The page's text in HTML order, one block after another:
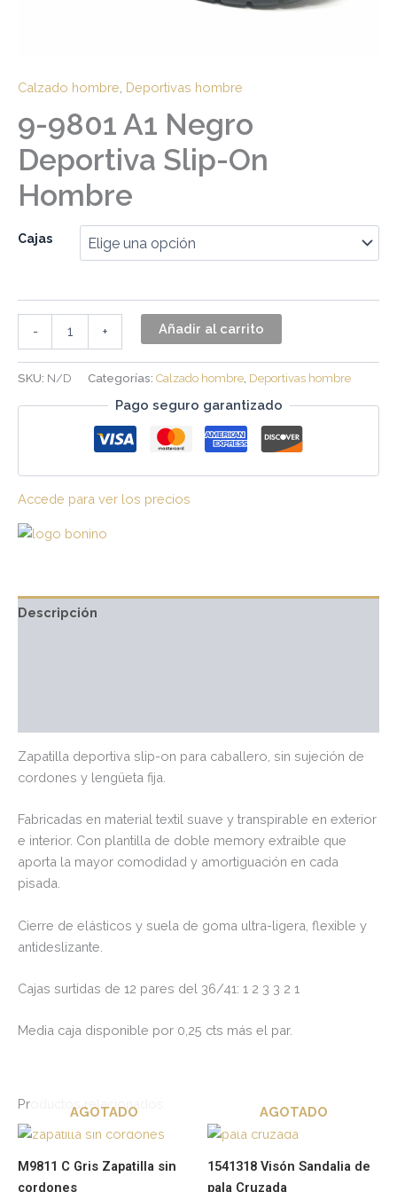
Calzado hombre Deportivas hombre
9-9801 A1 Negro
Deportiva Slip-On
Hombre
Cajas
- + Añadir al carrito
SKU: N/D Categorías: Calzado hombre Deportivas hombre
Pago seguro garantizado
Accede para ver los precios
Descripción
Zapatilla deportiva slip-on para caballero, sin sujeción de
cordones y lengüeta fija.
Fabricadas en material textil suave y transpirable en exterior
e interior. Con plantilla de doble memory extraíble que
aporta la mayor comodidad y amortiguación en cada
pisada.
Cierre de elásticos y suela de goma ultra-ligera, flexible y
antideslizante.
Cajas surtidas de 12 pares del 36/41: 1 2 3 3 2 1
Media caja disponible por 0,25 cts más el par.
Productos relacionados
AGOTADO
M9811 C Gris Zapatilla sin
cordones
Este
tiene
AGOTADO
1541318 Visón Sandalia de
pala Cruzada